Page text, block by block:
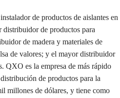
de productos de aislantes en
de productos para
de madera y materiales de
de valores; y el mayor distribuidor
QXO es la empresa de más rápido
de productos para la
millones de dólares, y tiene como